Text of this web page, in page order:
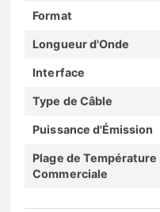
Format
Longueur d'Onde
Interface
Type de Câble
Puissance d'Émission
Plage de Température
Commerciale